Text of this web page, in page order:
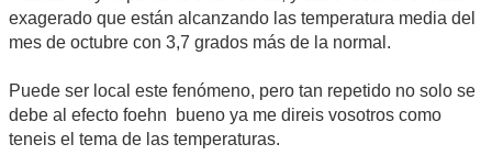
exagerado que están alcanzando las temperatura media del
mes de octubre con 3,7 grados más de la normal.
Puede ser local este fenómeno, pero tan repetido no solo se
debe al efecto foehn bueno ya me direis vosotros como
teneis el tema de las temperaturas.